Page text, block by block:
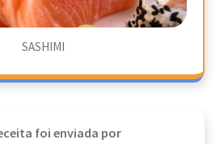
SASHIMI
foi enviada por